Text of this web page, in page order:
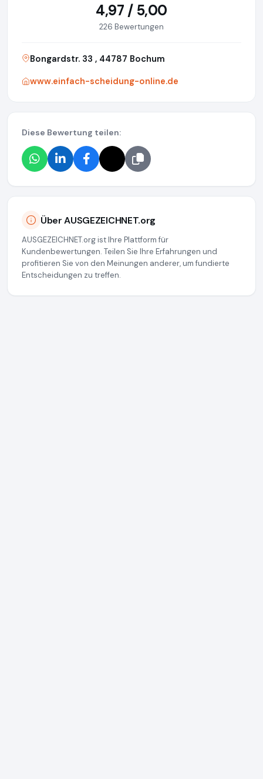
4,97 / 5,00
226 Bewertungen
Bongardstr. 33 , 44787 Bochum
www.einfach-scheidung-online.de
Diese Bewertung teilen:
Über AUSGEZEICHNET.org
AUSGEZEICHNET.org ist Ihre Plattform für
Kundenbewertungen. Teilen Sie Ihre Erfahrungen und
profitieren Sie von den Meinungen anderer, um fundierte
Entscheidungen zu treffen.